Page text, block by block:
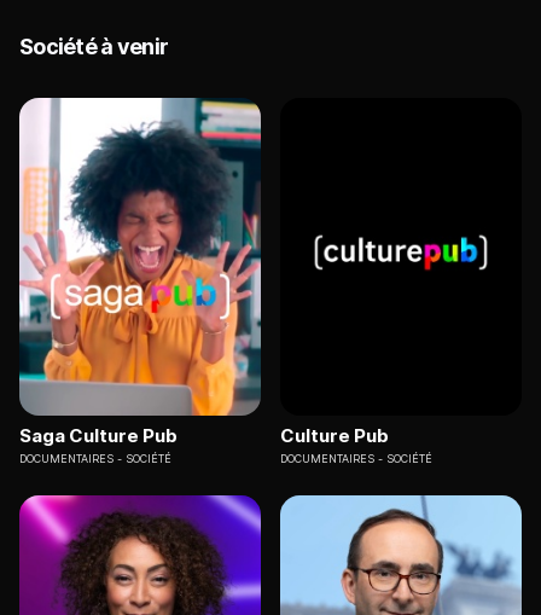
Société à venir
Saga Culture Pub
DOCUMENTAIRES SOCIÉTÉ
Culture Pub
DOCUMENTAIRES SOCIÉTÉ